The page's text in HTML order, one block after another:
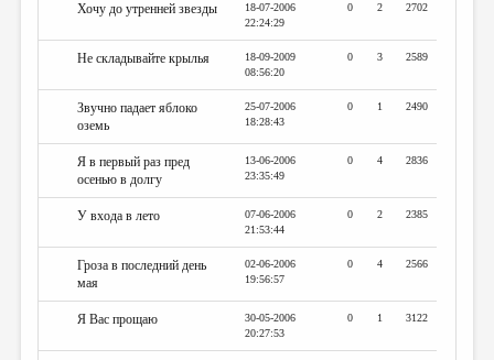
Хочу до утренней звезды
18-07-2006
22:24:29
0 2 2702
Не складывайте крылья
18-09-2009
08:56:20
0 3 2589
Звучно падает яблоко
оземь
25-07-2006
18:28:43
0 1 2490
Я в первый раз пред
осенью в долгу
13-06-2006
23:35:49
0 4 2836
У входа в лето
07-06-2006
21:53:44
0 2 2385
Гроза в последний день
мая
02-06-2006
19:56:57
0 4 2566
Я Вас прощаю
30-05-2006
20:27:53
0 1 3122